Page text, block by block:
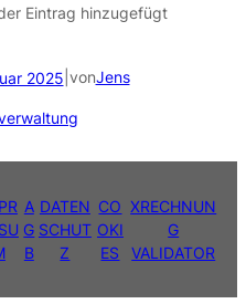
Eintrag hinzugefügt
2025 vonJens
A
G
B
DATEN
SCHUT
Z
CO
OKI
ES
XRECHNUN
G
VALIDATOR